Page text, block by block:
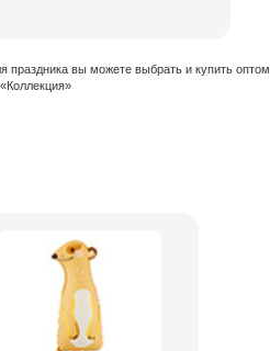
праздника вы можете выбрать и купить оптом